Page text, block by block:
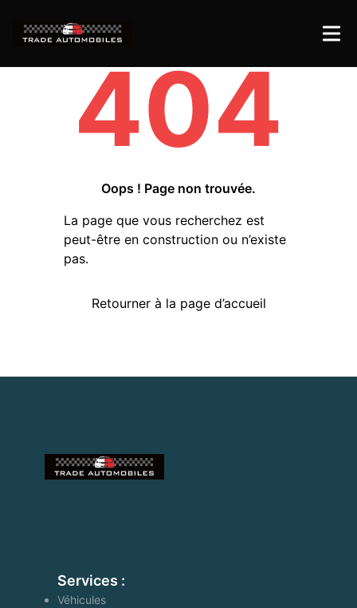
404
Oops ! Page non trouvée.
La page que vous recherchez est
peut-être en construction ou n’existe
pas.
Retourner à la page d’accueil
Services :
Véhicules